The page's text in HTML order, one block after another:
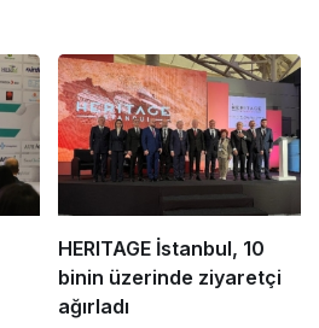
HERITAGE İstanbul, 10
binin üzerinde ziyaretçi
ağırladı